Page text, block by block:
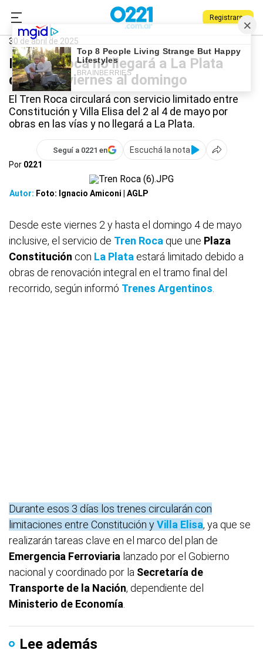
Registrarse
0221.com.ar
Tren Roca
30 de abril de 2025
El Tren Roca no llegará a La Plata
desde el viernes al domingo
El Tren Roca circulará con servicio limitado entre
Constitución y Villa Elisa del 2 al 4 de mayo por
obras en las vías y no llegará a La Plata.
Seguí a 0221 en
Escuchá la nota
Por 0221
Autor: Foto: Ignacio Amiconi | AGLP
Desde este viernes 2 y hasta el domingo 4 de mayo
inclusive, el servicio de Tren Roca que une Plaza
Constitución con La Plata estará limitado debido a
obras de renovación integral en el tramo final del
recorrido, según informó Trenes Argentinos
Durante esos 3 días los trenes circularán con
limitaciones entre Constitución yVilla Elisa, ya que se
realizarán tareas clave en el marco del plan de
Emergencia Ferroviaria lanzado por el Gobierno
nacional y coordinado por la Secretaría de
Transporte de la Nación, dependiente del
Ministerio de Economía
Lee además